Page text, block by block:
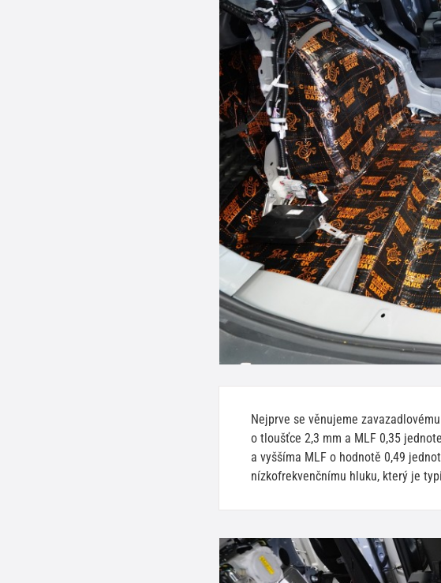
6. Comfortmat Neoprene 6
7.Comfortmat Soft Wave
Nejprve se věnujeme
o tloušťce 2,3 mm a MLF 0,35
a vyššíma MLF o hodnotě 0,49
nízkofrekvenčnímu hluku, který je